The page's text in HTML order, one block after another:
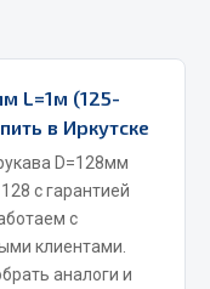
L=1м (125-
в Иркутске
D=128мм
с гарантией
с
клиентами.
аналоги и